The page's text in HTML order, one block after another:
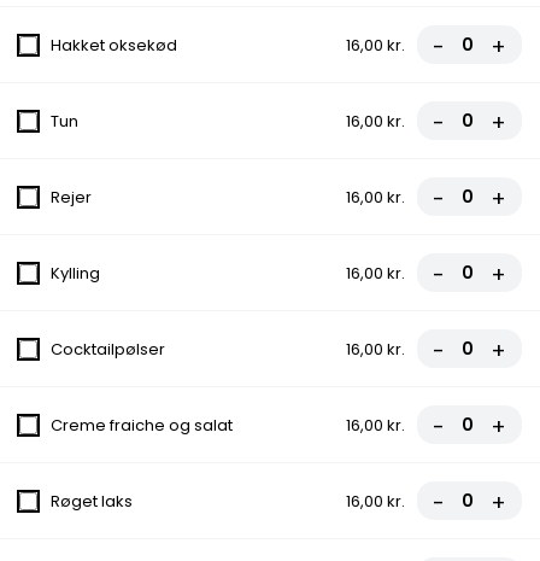
99,00 kr.
Græsk Bøf
99,00 kr.
Icebergsalat, Tomat, Agurk, Ærter, Majs,
99,00 kr.
Lasagne
89,00 kr.
Hakket oksekød 16,00 kr. - +
Tun 16,00 kr. - +
Rejer 16,00 kr. - +
Kylling 16,00 kr. - +
Cocktailpølser 16,00 kr. - +
Creme fraiche og salat 16,00 kr. - +
Røget laks 16,00 kr. - +